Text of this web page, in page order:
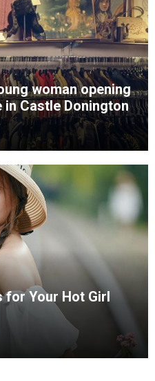
woman opening
Castle Donington
for Your Hot Girl